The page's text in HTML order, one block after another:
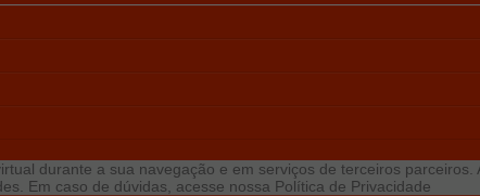
durante a sua navegação e em serviços de terceiros
Em caso de dúvidas, acesse nossa Política de Privacidade